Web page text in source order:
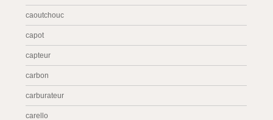
caoutchouc
capot
capteur
carbon
carburateur
carello